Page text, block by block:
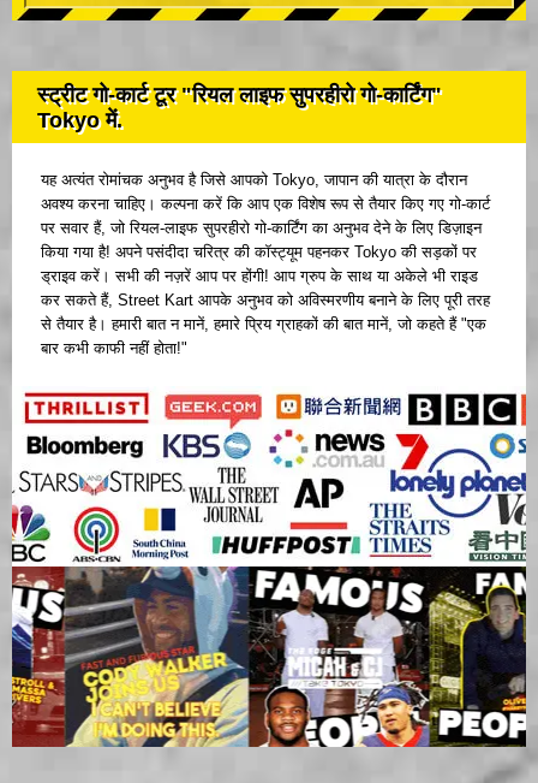
स्ट्रीट गो-कार्ट टूर "रियल लाइफ सुपरहीरो गो-कार्टिंग"
Tokyo में.
यह अत्यंत रोमांचक अनुभव है जिसे आपको Tokyo, जापान की यात्रा के दौरान
अवश्य करना चाहिए। कल्पना करें कि आप एक विशेष रूप से तैयार किए गए गो-कार्ट
पर सवार हैं, जो रियल-लाइफ सुपरहीरो गो-कार्टिंग का अनुभव देने के लिए डिज़ाइन
किया गया है! अपने पसंदीदा चरित्र की कॉस्ट्यूम पहनकर Tokyo की सड़कों पर
ड्राइव करें। सभी की नज़रें आप पर होंगी! आप ग्रुप के साथ या अकेले भी राइड
कर सकते हैं, Street Kart आपके अनुभव को अविस्मरणीय बनाने के लिए पूरी तरह
से तैयार है। हमारी बात न मानें, हमारे प्रिय ग्राहकों की बात मानें, जो कहते हैं "एक
बार कभी काफी नहीं होता!"